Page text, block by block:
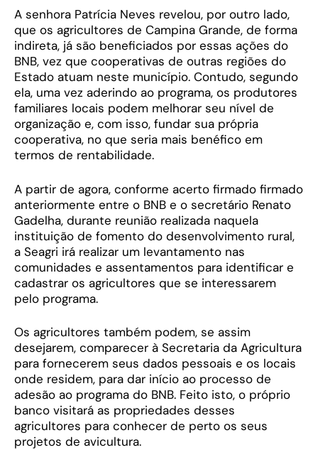
A senhora Patrícia Neves revelou, por outro lado,
que os agricultores de Campina Grande, de forma
indireta, já são beneficiados por essas ações do
BNB, vez que cooperativas de outras regiões do
Estado atuam neste município. Contudo, segundo
ela, uma vez aderindo ao programa, os produtores
familiares locais podem melhorar seu nível de
organização e, com isso, fundar sua própria
cooperativa, no que seria mais benéfico em
termos de rentabilidade.
A partir de agora, conforme acerto firmado firmado
anteriormente entre o BNB e o secretário Renato
Gadelha, durante reunião realizada naquela
instituição de fomento do desenvolvimento rural,
a Seagri irá realizar um levantamento nas
comunidades e assentamentos para identificar e
cadastrar os agricultores que se interessarem
pelo programa.
Os agricultores também podem, se assim
desejarem, comparecer à Secretaria da Agricultura
para fornecerem seus dados pessoais e os locais
onde residem, para dar início ao processo de
adesão ao programa do BNB. Feito isto, o próprio
banco visitará as propriedades desses
agricultores para conhecer de perto os seus
projetos de avicultura.